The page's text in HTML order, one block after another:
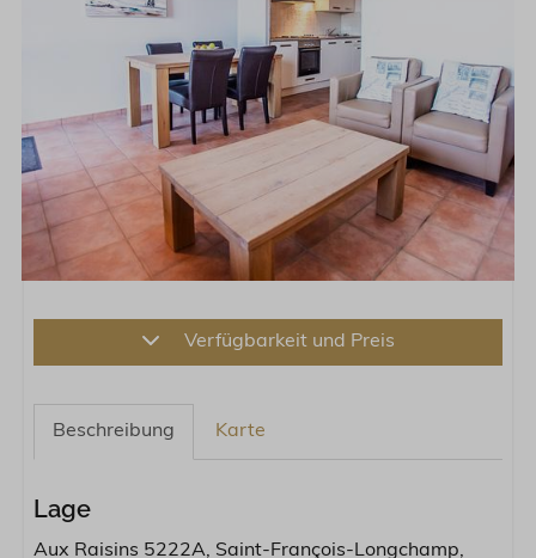
Verfügbarkeit und Preis
Beschreibung Karte
Lage
Aux Raisins 5222A, Saint-François-Longchamp,